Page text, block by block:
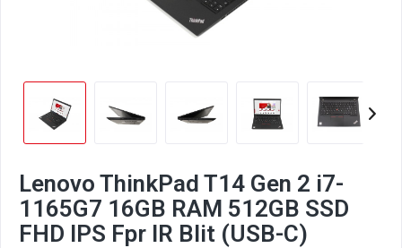
Lenovo ThinkPad T14 Gen 2 i7-
1165G7 16GB RAM 512GB SSD
FHD IPS Fpr IR Blit (USB-C)